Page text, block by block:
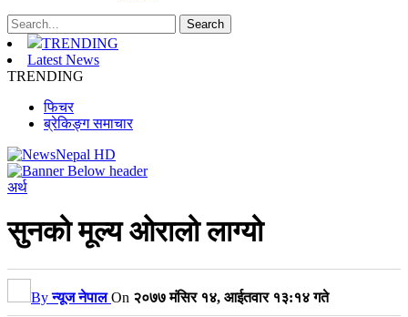
TRENDING
Latest News
TRENDING
फिचर
ब्रेकिङ्ग समाचार
अर्थ
सुनको मूल्य ओरालो लाग्यो
Byन्यूज नेपाल On २०७७ मंसिर १४, आईतवार १३:१४ गते